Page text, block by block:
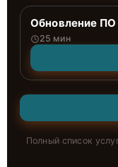
Обновление ПО
25 мин
Полный список